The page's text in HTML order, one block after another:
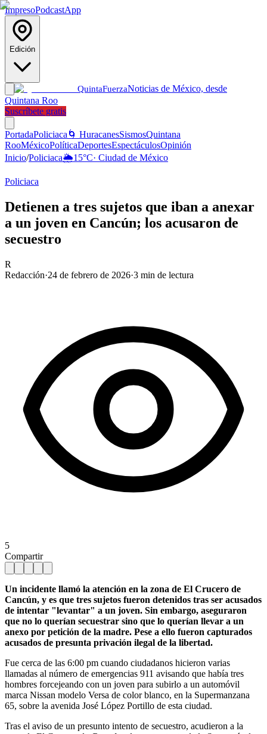
ImpresoPodcastApp
Edición
QuintaFuerzaNoticias de México, desde
Quintana Roo
Suscríbete gratis
PortadaPoliciaca 🌀 HuracanesSismosQuintana
RooMéxicoPolíticaDeportesEspectáculosOpinión
Inicio/Policiaca🌦️15°C· Ciudad de México
Policiaca
Detienen a tres sujetos que iban a anexar
a un joven en Cancún; los acusaron de
secuestro
R
Redacción·24 de febrero de 2026·3 min de lectura
5
Compartir
Un incidente llamó la atención en la zona de El Crucero de
Cancún, y es que tres sujetos fueron detenidos tras ser acusados
de intentar "levantar" a un joven. Sin embargo, aseguraron
que no lo querían secuestrar sino que lo querían llevar a un
anexo por petición de la madre. Pese a ello fueron capturados
acusados de presunta privación ilegal de la libertad.
Fue cerca de las 6:00 pm cuando ciudadanos hicieron varias
llamadas al número de emergencias 911 avisando que había tres
hombres forcejeando con un joven para subirlo a un automóvil
marca Nissan modelo Versa de color blanco, en la Supermanzana
65, sobre la avenida José López Portillo de esta ciudad.
Tras el aviso de un presunto intento de secuestro, acudieron a la